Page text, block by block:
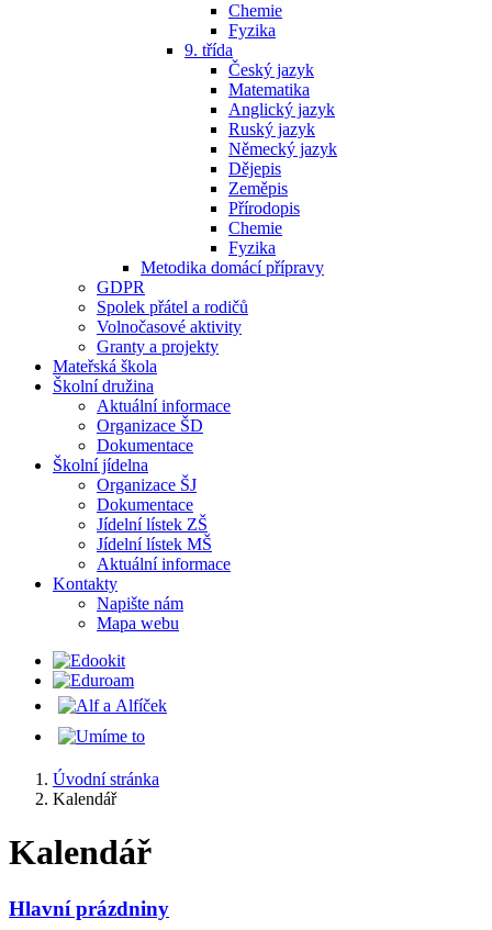
Chemie
Fyzika
9. třída
Český jazyk
Matematika
Anglický jazyk
Ruský jazyk
Německý jazyk
Dějepis
Zeměpis
Přírodopis
Chemie
Fyzika
Metodika domácí přípravy
GDPR
Spolek přátel a rodičů
Volnočasové aktivity
Granty a projekty
Mateřská škola
Školní družina
Aktuální informace
Organizace ŠD
Dokumentace
Školní jídelna
Organizace ŠJ
Dokumentace
Jídelní lístek ZŠ
Jídelní lístek MŠ
Aktuální informace
Kontakty
Napište nám
Mapa webu
Úvodní stránka
Kalendář
Kalendář
Hlavní prázdniny